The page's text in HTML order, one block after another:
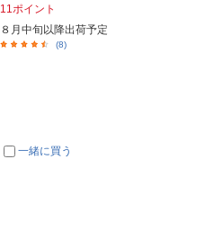
11ポイント
８月中旬以降出荷予定
(8)
一緒に買う